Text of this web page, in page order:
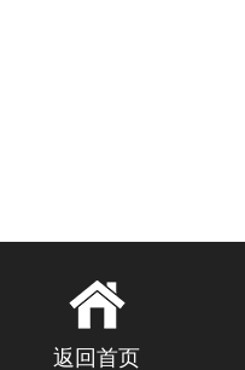
返回首页